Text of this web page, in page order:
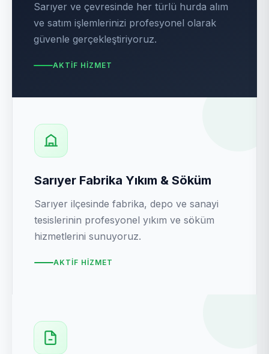
Sarıyer ve çevresinde her türlü hurda alım
ve satım işlemlerinizi profesyonel olarak
güvenle gerçekleştiriyoruz.
AKTIF HIZMET
Sarıyer Fabrika Yıkım & Söküm
Sarıyer ilçesinde fabrika, depo ve sanayi
tesislerinin profesyonel yıkım ve söküm
hizmetlerini sunuyoruz.
AKTIF HIZMET